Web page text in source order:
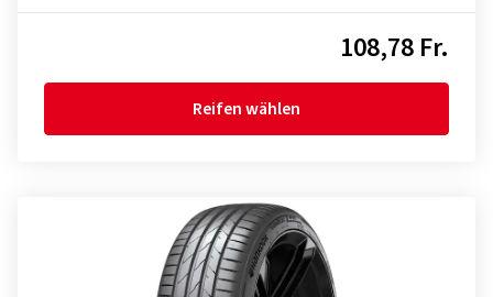
108,78 Fr.
Reifen wählen